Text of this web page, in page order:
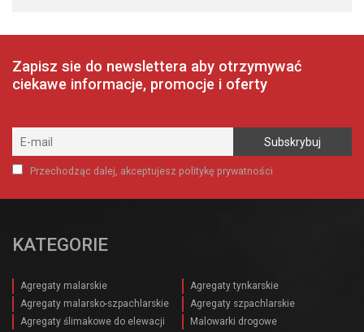
Zapisz sie do newslettera aby otrzymywać
ciekawe informacje, promocje i oferty
Przechodząc dalej, akceptujesz politykę prywatności
KATEGORIE
Agregaty malarskie
Agregaty tynkarskie
Agregaty malarsko-szpachlarskie
Agregaty szpachlarskie
Agregaty ślimakowe do elewacji
Malowarki drogowe